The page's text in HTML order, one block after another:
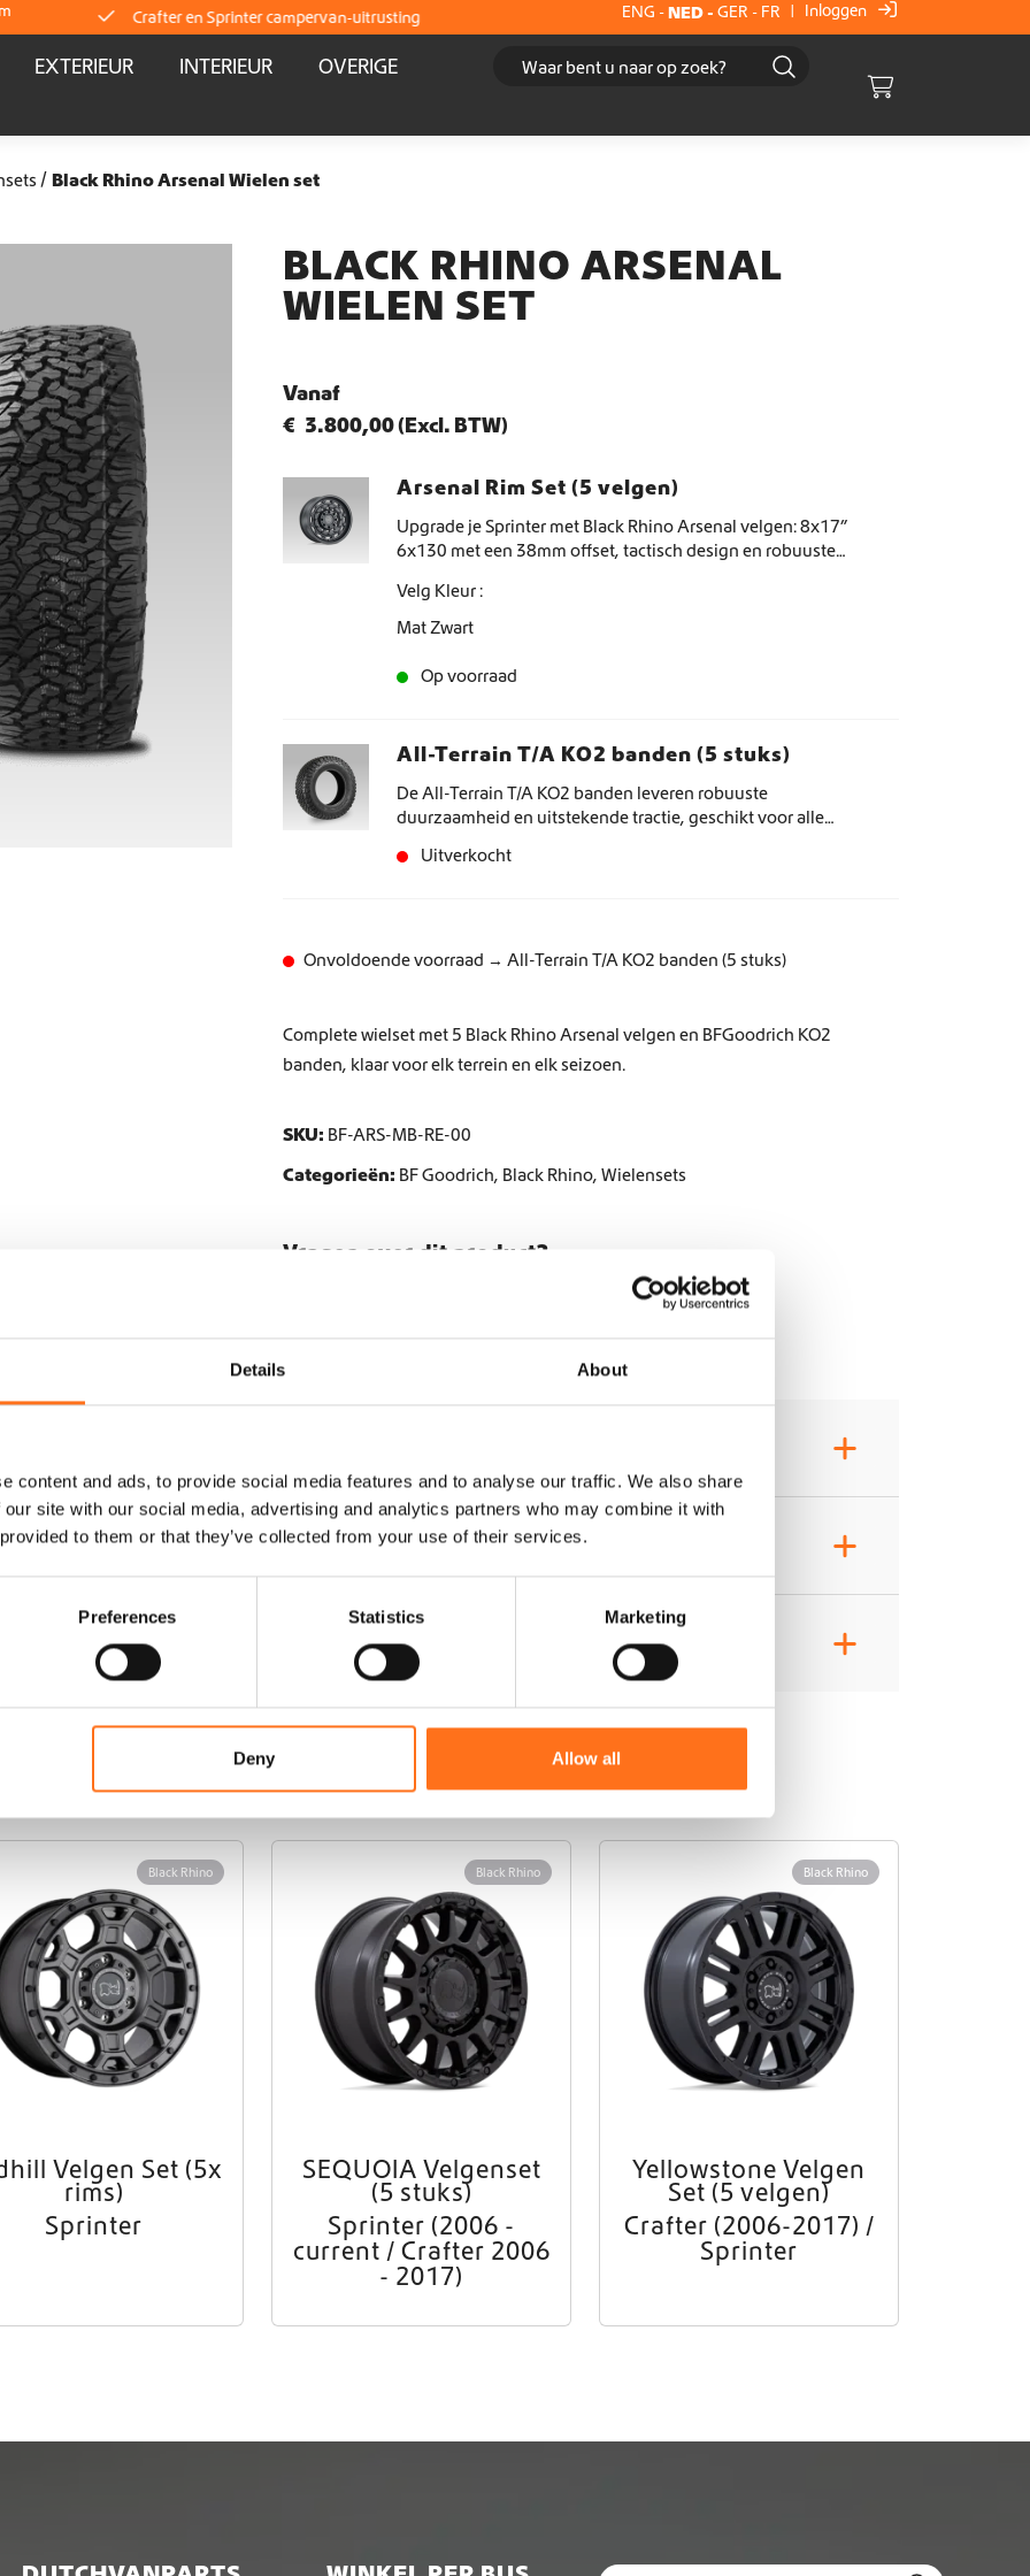
Details About
content and ads, to provide social media features and to analyse our traffic. We also share
site with our social media, advertising and analytics partners who may combine it with
to them or that they’ve collected from your use of their services.
Preferences Statistics Marketing
Deny Allow all
Crafter en Sprinter campervan-uitrusting
Direct leverbaar uit voorraad
Crafter en Sprinter campervan-uitrusting
Direct leverbaar uit voorraad
Crafter en Sprinter campervan-uitrusting
ENG -NED- GER - FR | Inloggen
EXTERIEUR INTERIEUR
OVERIGE
Cart
Black Rhino Arsenal Wielen set
BLACK RHINO ARSENAL
WIELEN SET
Vanaf
€ 3.800,00(Excl. BTW)
Arsenal Rim Set (5 velgen)
Upgrade je Sprinter met Black Rhino Arsenal velgen: 8x17”
6x130 met een 38mm offset, tactisch design en robuuste
Velg Kleur
Mat Zwart
Op voorraad
All-Terrain T/A KO2 banden (5 stuks)
De All-Terrain T/A KO2 banden leveren robuuste
duurzaamheid en uitstekende tractie, geschikt voor alle
Uitverkocht
Onvoldoende voorraad → All-Terrain T/A KO2 banden (5 stuks)
Complete wielset met 5 Black Rhino Arsenal velgen en BFGoodrich KO2
banden, klaar voor elk terrein en elk seizoen.
SKU: BF-ARS-MB-RE-00
Categorieën: BF Goodrich, Black Rhino,Wielensets
Vragen over dit product?
+
+
+
Black Rhino
Velgen Set (5x
rims)
Sprinter
Black Rhino
SEQUOIA Velgenset
(5 stuks)
Sprinter (2006 -
current / Crafter 2006
- 2017)
Black Rhino
Yellowstone Velgen
Set (5 velgen)
Crafter (2006-2017) /
Sprinter